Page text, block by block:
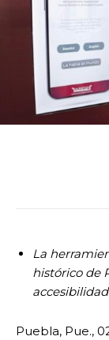
La
histórico de
Puebla, Pue.,